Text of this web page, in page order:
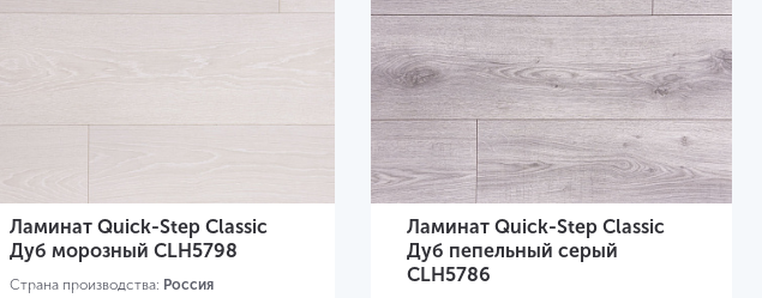
Ламинат Quick-Step Classic
Дуб морозный CLH5798
Страна производства: Россия
Ламинат Quick-Step Classic
Дуб пепельный серый
CLH5786